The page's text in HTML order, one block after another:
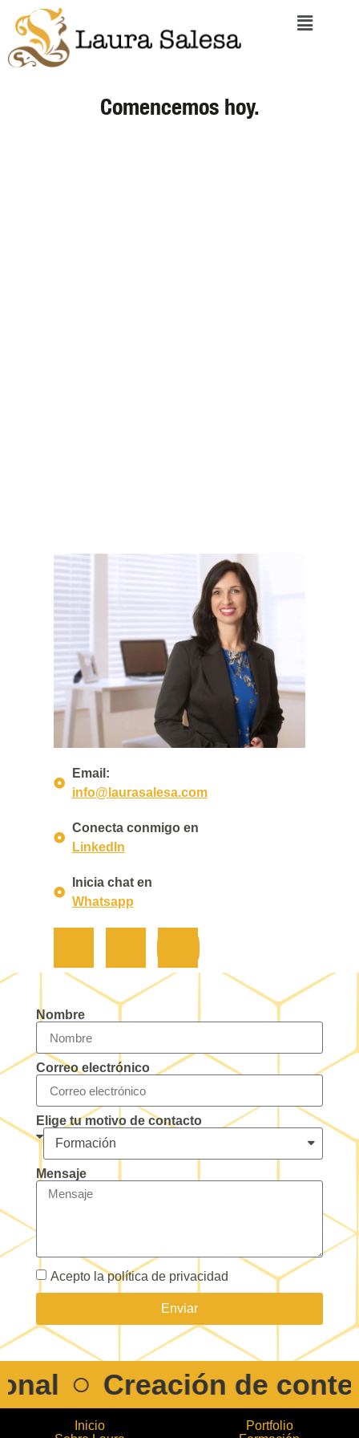
Comencemos hoy.
Email:
info@laurasalesa.com
Conecta conmigo en
LinkedIn
Inicia chat en
Whatsapp
Nombre
Correo electrónico
Elige tu motivo de contacto
Mensaje
Acepto la política de privacidad
Enviar
Creación de
Inicio
Portfolio